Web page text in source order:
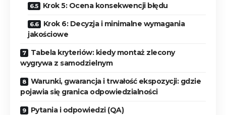
Krok 5: Ocena konsekwencji błędu
Krok 6: Decyzja i minimalne wymagania
jakościowe
Tabela kryteriów: kiedy montaż zlecony
wygrywa z samodzielnym
Warunki, gwarancja i trwałość ekspozycji: gdzie
pojawia się granica odpowiedzialności
Pytania i odpowiedzi (QA)